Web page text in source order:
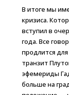
В итоге мы
кризиса.
вступил в
года. Все
продлится
транзит
эфемериды
больше на